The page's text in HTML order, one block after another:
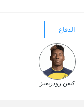
الدفاع
كيفن رودريغيز